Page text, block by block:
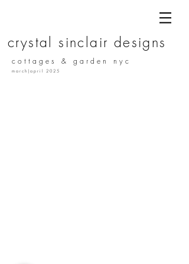
c r y s t a l s i n c l a i r d e s i g n s
c o t t a g e s & g a r d e n n y c
m a r c h | a p r i l 2 0 2 5